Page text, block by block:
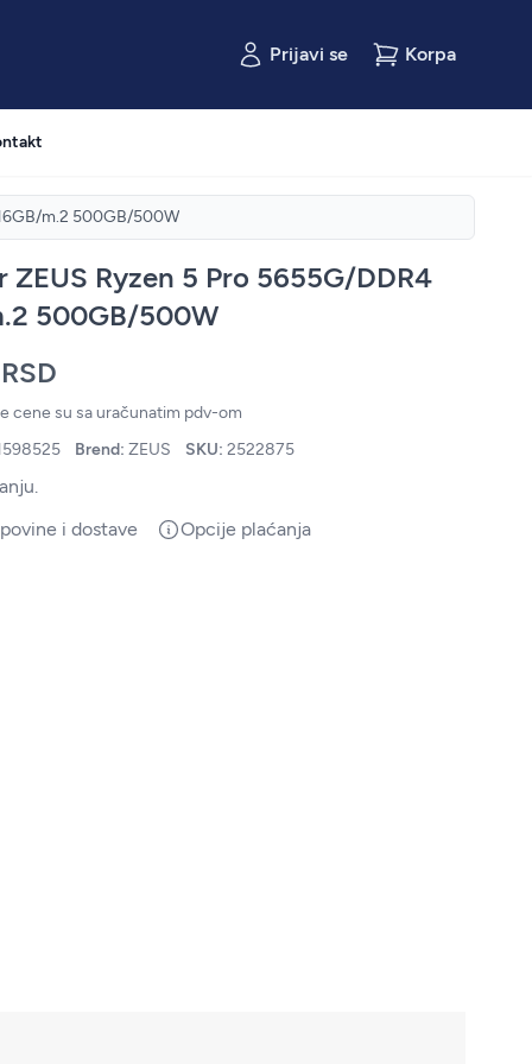
Prijavi se Korpa
m.2 500GB/500W
ZEUS Ryzen 5 Pro 5655G/DDR4
500GB/500W
cene su sa uračunatim pdv-om
Brend:ZEUS SKU:2522875
i dostave
Opcije plaćanja